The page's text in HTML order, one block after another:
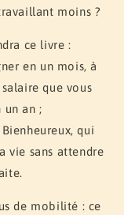
moins ?
ce livre :
en un mois, à
que vous
un an ;
qui
vie sans attendre
de mobilité : ce